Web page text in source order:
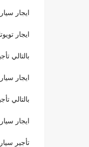
ايجار
ايجار
بالتالي
ايجار
بالتالي
ايجار
تأجير